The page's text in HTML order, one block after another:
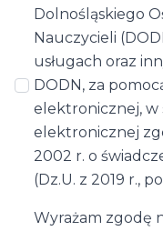
Dolnośląskiego
Nauczycieli
usługach oraz
DODN, za
elektronicznej, w
elektronicznej
2002 r. o
(Dz.U. z 2019 r.,
Wyrażam zgodę